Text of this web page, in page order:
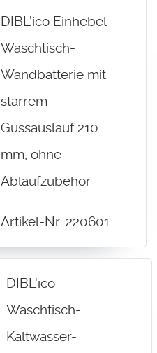
DIBL'ico Einhebel-
Waschtisch-
Wandbatterie mit
starrem
Gussauslauf 210
mm, ohne
Ablaufzubehör
Artikel-Nr. 220601
DIBL'ico
Waschtisch-
Kaltwasser-